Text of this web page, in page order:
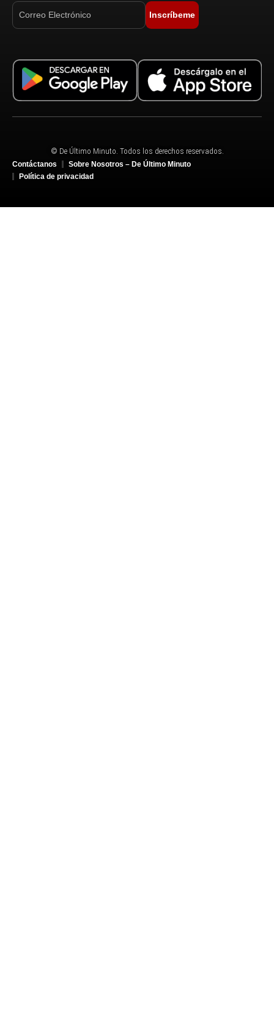
Inscríbeme
© De Último Minuto. Todos los derechos reservados.
Contáctanos
Sobre Nosotros – De Último Minuto
Política de privacidad